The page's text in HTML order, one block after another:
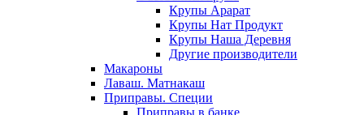
Крупы Арарат
Крупы Нат Продукт
Крупы Наша Деревня
Другие производители
Макароны
Лаваш. Матнакаш
Приправы. Специи
Приправы в банке